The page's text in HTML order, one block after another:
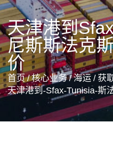
天津港到
尼斯斯法克
价
首页 / 核心业务 / 海运 / 获
天津港到-Sfax-Tunisia-斯